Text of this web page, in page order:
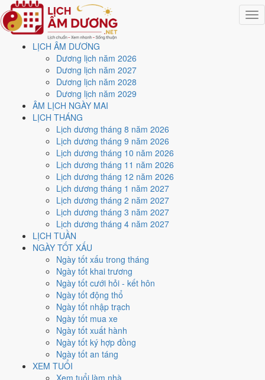
LỊCH ÂM DƯƠNG
Dương lịch năm 2026
Dương lịch năm 2027
Dương lịch năm 2028
Dương lịch năm 2029
ÂM LỊCH NGÀY MAI
LỊCH THÁNG
Lịch dương tháng 8 năm 2026
Lịch dương tháng 9 năm 2026
Lịch dương tháng 10 năm 2026
Lịch dương tháng 11 năm 2026
Lịch dương tháng 12 năm 2026
Lịch dương tháng 1 năm 2027
Lịch dương tháng 2 năm 2027
Lịch dương tháng 3 năm 2027
Lịch dương tháng 4 năm 2027
LỊCH TUẦN
NGÀY TỐT XẤU
Ngày tốt xấu trong tháng
Ngày tốt khai trương
Ngày tốt cưới hỏi - kết hôn
Ngày tốt động thổ
Ngày tốt nhập trạch
Ngày tốt mua xe
Ngày tốt xuất hành
Ngày tốt ký hợp đồng
Ngày tốt an táng
XEM TUỔI
Xem tuổi làm nhà
Trang chủ
Lịch năm 2027
Tháng 12/2027
Ngày 21/12/2027 (Giáp Tuất)
Xem ngày21/12/2027
dương lịch - Ngày 24/11 âm
lịch (Giáp Tuất) tốt hay xấu?
Ngày 21/12/2027 dương lịch (Thứ Ba) là ngày 24/11/2027 âm lịch
Giáp Tuất - Can khắc Chi, Trực Khai, Sao Thất, nạp âm Sơn
Đầu Hỏa. Tổng hòa, đây làNgày Bình Hòavới điểm trung bình
cho các việc quan trọng. Giờ Hoàng Đạo trong ngày:
Thân, Dậu, Hợi.
Ngày Dương
Tháng 12 năm 2027
Tháng 11 âm năm 2027
Tiết Đại Tuyết
Giáp Tý